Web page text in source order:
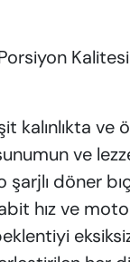
kalınlıkta ve
ve
döner
hız ve